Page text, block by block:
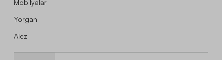
Mobilyalar
Yorgan
Alez